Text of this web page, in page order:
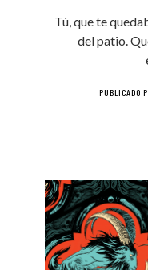
Tú, que te
del patio.
PUBLICADO